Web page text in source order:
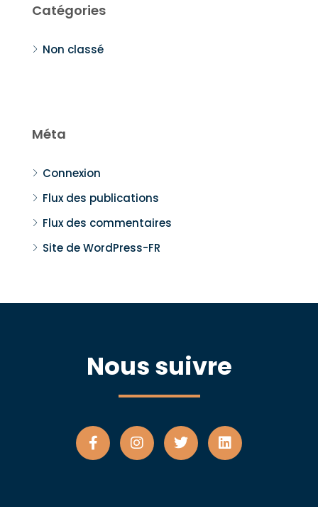
Catégories
Non classé
Méta
Connexion
Flux des publications
Flux des commentaires
Site de WordPress-FR
Nous suivre